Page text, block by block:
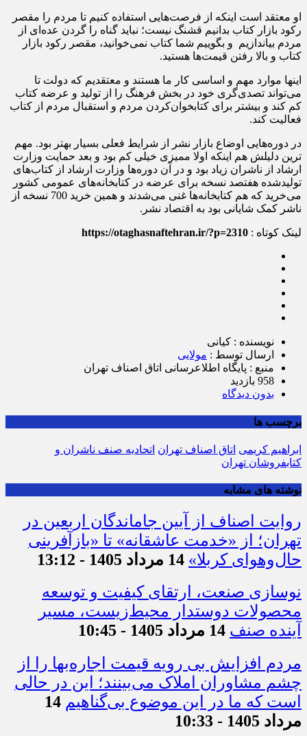
او معتقد است اینکه از فرصت‌هایی استفاده کنیم تا مردم را مقصر
رکود بازار کتاب بدانیم قشنگ نیست؛ نباید گناه را گردن عده‌ای از
مردم بیاندازیم و بگوییم شما کتاب نمی‌خوانید، مقصر رکود بازار
کتاب و بالا رفتن قیمت‌ها هستید.
اینها موارد مهم و اساسی کار ما هستند و معتقدیم که دولت تا
می‌تواند تصدی‌گری خود در بخش فرهنگ را از تولید و عرضه کتاب
کم کند و بیشتر برای کتابخوان‌کردن مردم و استقبال مردم از کتاب
فعالیت کند.
در دوره‌هایی اوضاع بازار نشر از شرایط فعلی بسیار بهتر بود. مهم
ترین دلیلش هم اینکه اولا ممیزی خیلی کم بود و بعد حمایت وزارت
ارشاد از ناشران زیاد بود و در آن دوره‌ها وزارت ارشاد از کتاب‌های
تولیدشده هفتصد نسخه برای عرضه در کتابخانه‌های عمومی کشور
می‌خرید که هم کتابخانه‌ها غنی می‌شدند و همین خرید 700 نسخه از
ناشر کمک شایانی بود به اقتصاد نشر.
لینک کوتاه : https://otaghasnaftehran.ir/?p=2310
نویسنده : کیانی
ارسال توسط : مولایی
منبع : پایگاه اطلاع‎رسانی اتاق اصناف تهران
958 بازدید
بدون دیدگاه
برچسب ها
ابراهیم کریمی اتاق اصناف تهران اتحادیه صنف ناشران و
کتابفروشان تهران
نوشته های مشابه
روایت اصناف از آیین جاماندگان اربعین در
تهران؛ از «خدمت عاشقانه» تا «بازآفرینی
حال‌وهوای کربلا» 14 مرداد 1405 - 13:12
نوسازی صنعت، ارتقای کیفیت و توسعه
محصولات دوستدار محیط‌زیست، مسیر
آینده صنف 14 مرداد 1405 - 10:45
مردم افزایش بی رویه قیمت اجاره‌بها را از
چشم مشاوران املاک می‌بینند؛ این در حالی
است که ما در این موضوع بی‌گناهیم 14
مرداد 1405 - 10:33